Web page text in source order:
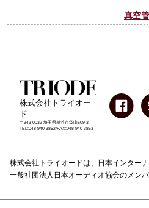
真空管
株式会社トライオー
ド
〒343-0032 埼玉県越谷市袋山609-3
TEL:048-940-3852/FAX:048-940-3853
株式会社トライオードは、日本インター
一般社団法人日本オーディオ協会のメンバ